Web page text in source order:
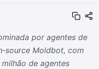
por agentes de
Moldbot, com
de agentes